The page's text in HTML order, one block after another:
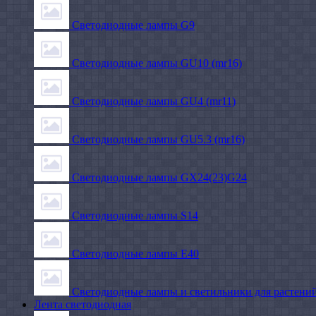
Светодиодные лампы G9
Светодиодные лампы GU10 (mr16)
Светодиодные лампы GU4 (mr11)
Светодиодные лампы GU5.3 (mr16)
Светодиодные лампы GX24(23)G24
Светодиодные лампы S14
Светодиодные лампы Е40
Светодиодные лампы и светильники для
Лента светодиодная